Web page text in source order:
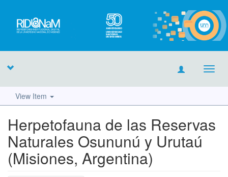
View Item
Herpetofauna de las Reservas
Naturales Osununú y Urutaú
(Misiones, Argentina)